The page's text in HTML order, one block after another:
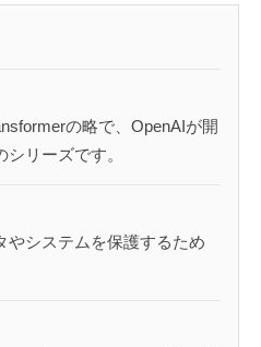
の略で、OpenAIが開
リーズです。
やシステムを保護するため